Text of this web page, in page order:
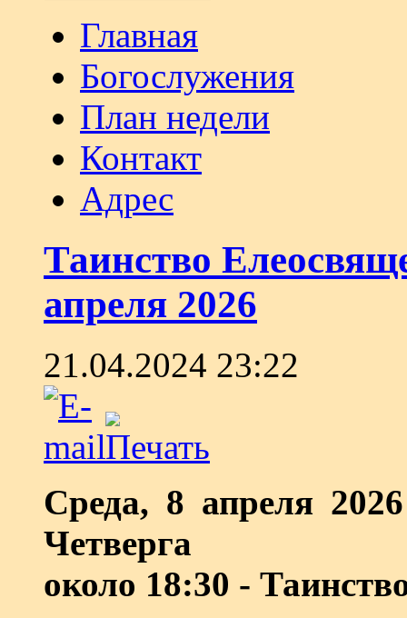
Главная
Богослужения
План недели
Контакт
Адрес
Таинство
апреля 2026
21.04.2024 23:22
Среда, 8 апреля
Четверга
около 18:30 -